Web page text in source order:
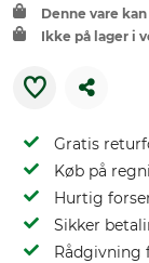
Denne vare
Ikke på lager i
Gratis
Køb på
Hurtig
Sikker
Rådgivning